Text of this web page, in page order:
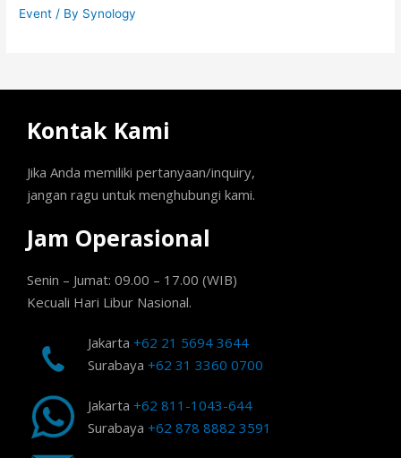
Event / By Synology
Kontak Kami
Jika Anda memiliki pertanyaan/inquiry,
jangan ragu untuk menghubungi kami.
Jam Operasional
Senin – Jumat: 09.00 – 17.00 (WIB)
Kecuali Hari Libur Nasional.
Jakarta +62 21 5694 3644
Surabaya +62 31 3360 0700
Jakarta +62 811-1043-644
Surabaya +62 878 8882 3591